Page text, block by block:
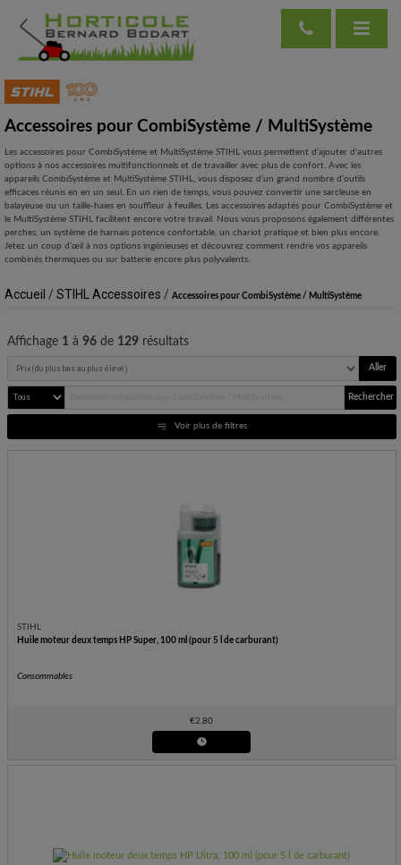
Accessoires pour CombiSystème / MultiSystème
Les accessoires pour CombiSystème et MultiSystème STIHL vous permettent d’ajouter d’autres
options à nos accessoires multifonctionnels et de travailler avec plus de confort. Avec les
appareils CombiSystème et MultiSystème STIHL, vous disposez d’un grand nombre d’outils
efficaces réunis en en un seul. En un rien de temps, vous pouvez convertir une sarcleuse en
balayeuse ou un taille-haies en souffleur à feuilles. Les accessoires adaptés pour CombiSystème et
le MultiSystème STIHL facilitent encore votre travail. Nous vous proposons également différentes
perches, un système de harnais potence confortable, un chariot pratique et bien plus encore.
Jetez un coup d’œil à nos options ingénieuses et découvrez comment rendre vos appareils
combinés thermiques ou sur batterie encore plus polyvalents.
Accueil / STIHL Accessoires / Accessoires pour CombiSystème / MultiSystème
Affichage 1à 96de 129résultats
Aller
Rechercher
Voir plus de filtres
STIHL
Huile moteur deux temps HP Super, 100 ml (pour 5 l de carburant)
Consommables
€2.80